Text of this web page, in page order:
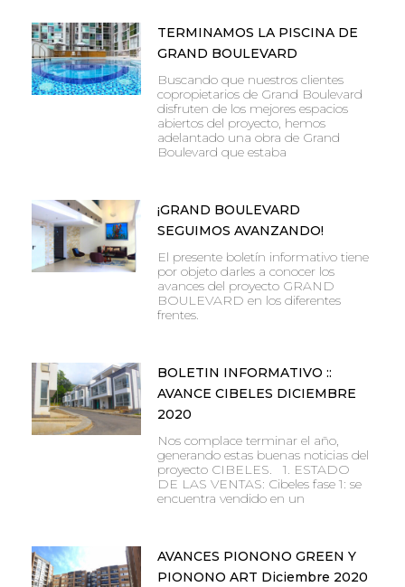
TERMINAMOS LA PISCINA DE
GRAND BOULEVARD
Buscando que nuestros clientes
copropietarios de Grand Boulevard
disfruten de los mejores espacios
abiertos del proyecto, hemos
adelantado una obra de Grand
Boulevard que estaba
¡GRAND BOULEVARD
SEGUIMOS AVANZANDO!
El presente boletín informativo tiene
por objeto darles a conocer los
avances del proyecto GRAND
BOULEVARD en los diferentes
frentes.
BOLETIN INFORMATIVO ::
AVANCE CIBELES DICIEMBRE
2020
Nos complace terminar el año,
generando estas buenas noticias del
proyecto CIBELES. 1. ESTADO
DE LAS VENTAS: Cibeles fase 1: se
encuentra vendido en un
AVANCES PIONONO GREEN Y
PIONONO ART Diciembre 2020